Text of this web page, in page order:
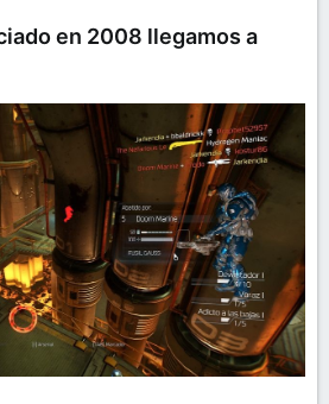
en 2008 llegamos a